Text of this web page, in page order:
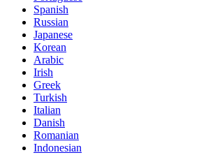
Spanish
Russian
Japanese
Korean
Arabic
Irish
Greek
Turkish
Italian
Danish
Romanian
Indonesian